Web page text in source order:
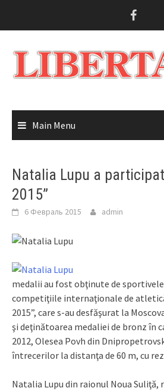
Main Menu
Natalia Lupu a
2015”
6 Февраль 2015 admin
medalii au fost obţinute de
competiţiile internaţionale de
2015”, care s-au desfăşurat la
şi deţinătoarea medaliei de bronz în
2012, Olesea Povh din
întrecerilor la distanţa de 60 m, cu
Natalia Lupu din raionul Noua Suliţă,